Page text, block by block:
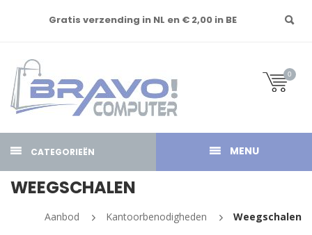
Gratis verzending in NL en € 2,00 in BE
0
CATEGORIEËN MENU
WEEGSCHALEN
Aanbod Kantoorbenodigheden
Weegschalen